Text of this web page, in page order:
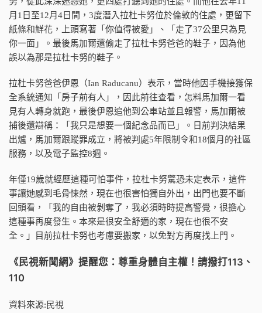
月1日至12月4日間，3度潛入拉杜卡努位於倫敦的住處，更留下
紙條和鮮花，上頭寫著「你值得被愛」、「走了37公里只為見
你一面」。最後馬加爾還偷走了拉杜卡努爸爸的鞋子，因為他
誤以為那是拉杜卡努的鞋子。
拉杜卡努爸爸伊恩（Ian Raducanu）表示，當時他因手機接獲保
全系統通知「房子前有人」，因此前往查看，怎料馬加爾一看
見有人轉身就跑，最後伊恩追他到公車站並且報警，馬加爾被
捕後還辯稱：「我只是想要一個紀念品而已」。日前判決結果
出爐，馬加爾跟蹤罪成立，將被判處5年限制令和18個月的社區
服務，以及電子監控8週。
年僅19歲就經歷這種可怕事件，拉杜卡努驚恐未定表示，這件
事讓她感到毛骨悚然，現在也很害怕獨自外出，出門也要不斷
回頭看，「我的自由被剝奪了，我必須時時提高警覺，很擔心
這種事再度發生。本來是很安全舒適的家，現在也很不安
全。」目前拉杜卡努也考慮要搬家，以免對方再度找上門。
《民視新聞網》提醒您：尊重身體自主權！請撥打113、
110
資料來源:民視